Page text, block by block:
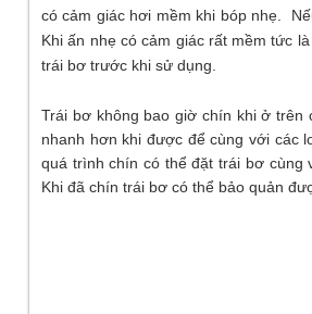
có cảm giác hơi mềm khi bóp nhẹ.
Khi ấn nhẹ có cảm giác rất mềm tức
trái bơ trước khi sử dụng.
Trái bơ không bao giờ chín khi ở trên
nhanh hơn khi được để cùng với các
quá trình chín có thể đặt trái bơ cùng
Khi đã chín trái bơ có thể bảo quản